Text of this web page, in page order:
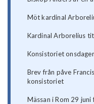
Möt kardinal
Kardinal Arborelius
Konsistoriet
Brev från påve
konsistoriet
Mässan i Rom 29